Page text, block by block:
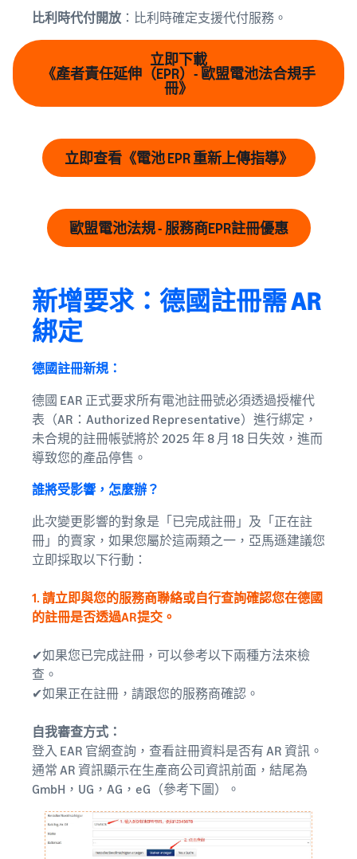
比利時代付開放 ：比利時確定支援代付服務。
立即下載
《產者責任延伸（EPR）- 歐盟電池法合規手
冊》
立即查看《電池 EPR 重新上傳指導》
歐盟電池法規 - 服務商EPR註冊優惠
新增要求：德國註冊需 AR
綁定
德國註冊新規：
德國 EAR 正式要求所有電池註冊號必須透過授權代
表（AR：Authorized Representative）進行綁定，
未合規的註冊帳號將於 2025 年 8 月 18 日失效，進而
導致您的產品停售。
誰將受影響，怎麼辦？
此次變更影響的對象是「已完成註冊」及「正在註
冊」的賣家，如果您屬於這兩類之一，亞馬遜建議您
立即採取以下行動：
1. 請立即與您的服務商聯絡或自行查詢確認您在德國
的註冊是否透過AR提交。
✔如果您已完成註冊，可以參考以下兩種方法來檢
查。
✔如果正在註冊，請跟您的服務商確認。
自我審查方式：
登入 EAR 官網查詢，查看註冊資料是否有 AR 資訊。
通常 AR 資訊顯示在生產商公司資訊前面，結尾為
GmbH，UG，AG，eG（參考下圖）。